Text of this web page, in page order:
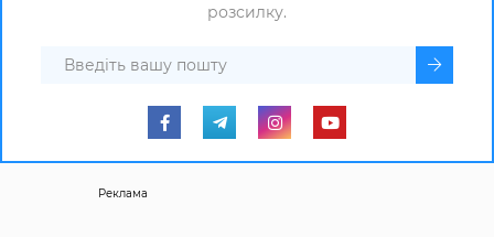
розсилку.
Реклама